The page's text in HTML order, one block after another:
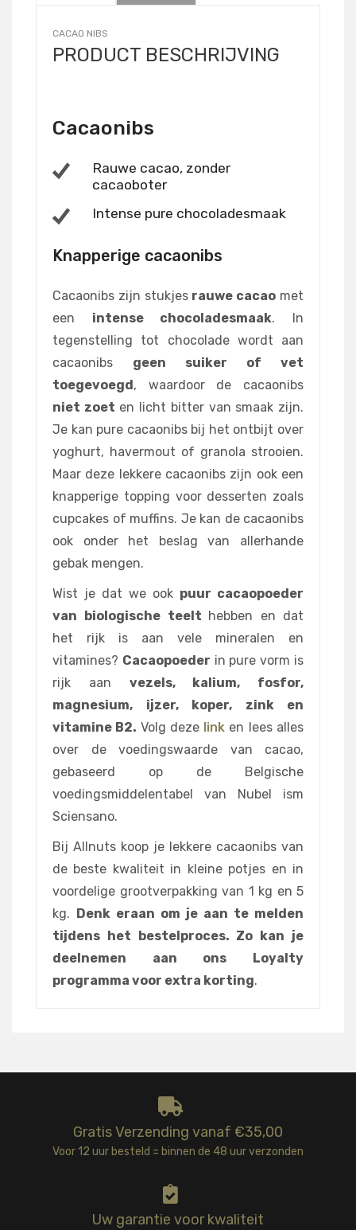
CACAO NIBS
PRODUCT BESCHRIJVING
Cacaonibs
Rauwe cacao, zonder
cacaoboter
Intense pure chocoladesmaak
Knapperige cacaonibs
Cacaonibs zijn stukjes rauwe cacao met
een intense chocoladesmaak. In
tegenstelling tot chocolade wordt aan
cacaonibs geen suiker of vet
toegevoegd, waardoor de cacaonibs
niet zoet en licht bitter van smaak zijn.
Je kan pure cacaonibs bij het ontbijt over
yoghurt, havermout of granola strooien.
Maar deze lekkere cacaonibs zijn ook een
knapperige topping voor desserten zoals
cupcakes of muffins. Je kan de cacaonibs
ook onder het beslag van allerhande
gebak mengen.
Wist je dat we ook puur cacaopoeder
van biologische teelt hebben en dat
het rijk is aan vele mineralen en
vitamines? Cacaopoeder in pure vorm is
rijk aan vezels, kalium, fosfor,
magnesium, ijzer, koper, zink en
vitamine B2. Volg deze link en lees alles
over de voedingswaarde van cacao,
gebaseerd op de Belgische
voedingsmiddelentabel van Nubel ism
Sciensano.
Bij Allnuts koop je lekkere cacaonibs van
de beste kwaliteit in kleine potjes en in
voordelige grootverpakking van 1 kg en 5
kg. Denk eraan om je aan te melden
tijdens het bestelproces. Zo kan je
deelnemen aan ons Loyalty
programma voor extra korting.
Gratis Verzending vanaf €35,00
Voor 12 uur besteld = binnen de 48 uur verzonden
Uw garantie voor kwaliteit